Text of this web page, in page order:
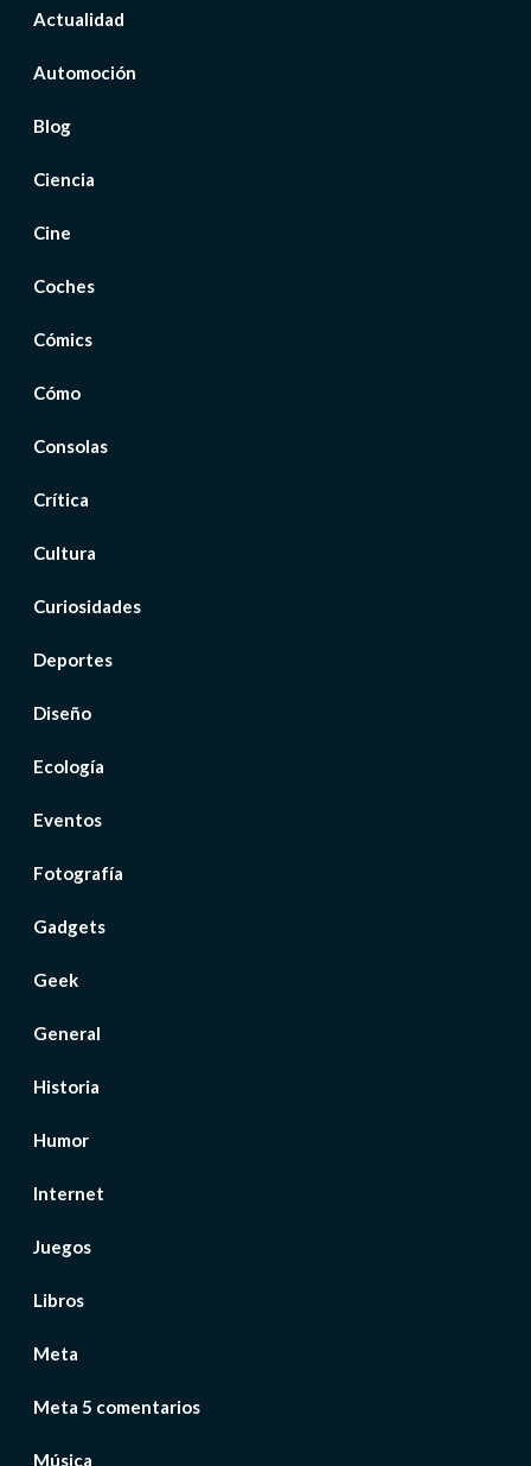
Actualidad
Automoción
Blog
Ciencia
Cine
Coches
Cómics
Cómo
Consolas
Crítica
Cultura
Curiosidades
Deportes
Diseño
Ecología
Eventos
Fotografía
Gadgets
Geek
General
Historia
Humor
Internet
Juegos
Libros
Meta
Meta 5 comentarios
Música